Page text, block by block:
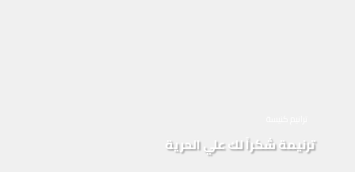
ترنيمة شكراً لك علي الحرية